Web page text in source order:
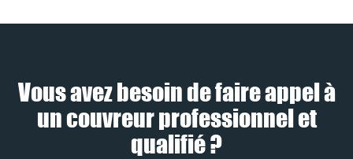
Vous avez besoin de faire appel à
un couvreur professionnel et
qualifié ?